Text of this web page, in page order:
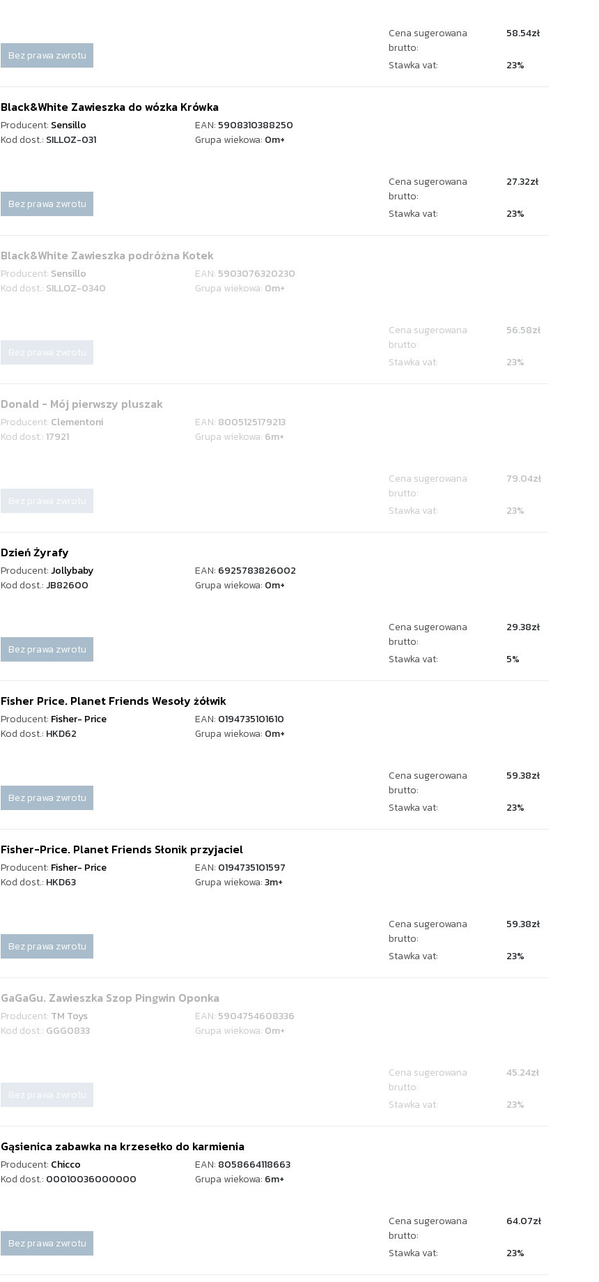
Bez prawa zwrotu
Cena sugerowana
brutto:
58.54zł
Stawka vat: 23%
Black&White Zawieszka do wózka Krówka
Producent: Sensillo EAN: 5908310388250
Kod dost.: SILLOZ-031 Grupa wiekowa: 0m+
Bez prawa zwrotu
Cena sugerowana
brutto:
27.32zł
Stawka vat: 23%
Black&White Zawieszka podróżna Kotek
Producent: Sensillo EAN: 5903076320230
Kod dost.: SILLOZ-0340 Grupa wiekowa: 0m+
Bez prawa zwrotu
Cena sugerowana
brutto:
56.58zł
Stawka vat: 23%
Donald - Mój pierwszy pluszak
Producent: Clementoni EAN: 8005125179213
Kod dost.:17921 Grupa wiekowa: 6m+
Bez prawa zwrotu
Cena sugerowana
brutto:
79.04zł
Stawka vat: 23%
Dzień Żyrafy
Producent:Jollybaby EAN: 6925783826002
Kod dost.:JB82600 Grupa wiekowa: 0m+
Bez prawa zwrotu
Cena sugerowana
brutto:
29.38zł
Stawka vat: 5%
Fisher Price. Planet Friends Wesoły żółwik
Producent: Fisher- Price EAN: 0194735101610
Kod dost.: HKD62 Grupa wiekowa: 0m+
Bez prawa zwrotu
Cena sugerowana
brutto:
59.38zł
Stawka vat: 23%
Fisher-Price. Planet Friends Słonik przyjaciel
Producent: Fisher- Price EAN: 0194735101597
Kod dost.: HKD63 Grupa wiekowa:3m+
Bez prawa zwrotu
Cena sugerowana
brutto:
59.38zł
Stawka vat: 23%
GaGaGu. Zawieszka Szop Pingwin Oponka
Producent: TM Toys EAN: 5904754608336
Kod dost.: GGG0833 Grupa wiekowa: 0m+
Bez prawa zwrotu
Cena sugerowana
brutto:
45.24zł
Stawka vat: 23%
Gąsienica zabawka na krzesełko do karmienia
Producent: Chicco EAN: 8058664118663
Kod dost.: 00010036000000 Grupa wiekowa: 6m+
Bez prawa zwrotu
Cena sugerowana
brutto:
64.07zł
Stawka vat: 23%